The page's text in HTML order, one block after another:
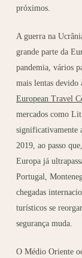
próximos.
A guerra na
grande parte da
pandemia, vários
mais lentas devido
European Travel
mercados como
significativamente
2019, ao passo
Europa já
Portugal,
chegadas
turísticos se
segurança muda.
O Médio Oriente